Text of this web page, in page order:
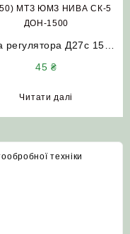
регулятора Д27с 15А
350) МТЗ ЮМЗ НИВА
45₴
Читати далі
техніки